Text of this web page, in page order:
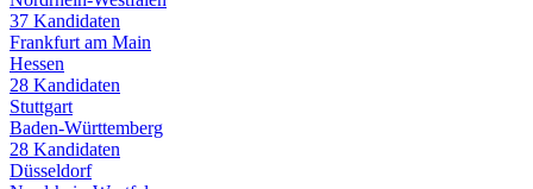
37 Kandidaten
Frankfurt am Main
Hessen
28 Kandidaten
Stuttgart
Baden-Württemberg
28 Kandidaten
Düsseldorf